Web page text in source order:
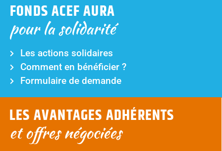
FONDS ACEF AURA
pour la solidarité
Les actions solidaires
Comment en bénéficier ?
Formulaire de demande
LES AVANTAGES ADHÉRENTS
et offres négociées